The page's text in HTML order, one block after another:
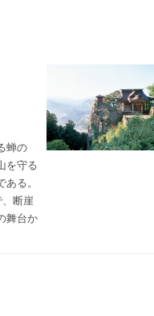
蝉の
を守る
る。
断崖
舞台か